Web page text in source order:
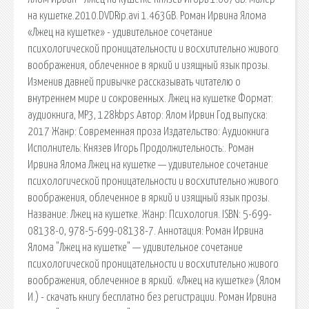
на кушетке.2010.DVDRip.avi 1.463GB. Роман Ирвина Ялома
«Лжец на кушетке» - удивительное сочетание
психологической проницательности и восхитительно живого
воображения, облеченное в яркий и изящный язык прозы.
Изменив давней привычке рассказывать читателю о
внутреннем мире и сокровенных. Лжец на кушетке Формат:
аудиокнига, MP3, 128kbps Автор: Ялом Ирвин Год выпуска:
2017 Жанр: Современная проза Издательство: Aудиокнига
Исполнитель: Князев Игорь Продолжительность:. Роман
Ирвина Ялома Лжец на кушетке — удивительное сочетание
психологической проницательности и восхитительно живого
воображения, облеченное в яркий и изящный язык прозы.
Название: Лжец на кушетке. Жанр: Психология. ISBN: 5-699-
08138-0, 978-5-699-08138-7. Аннотация: Роман Ирвина
Ялома "Лжец на кушетке" — удивительное сочетание
психологической проницательности и восхитительно живого
воображения, облеченное в яркий. «Лжец на кушетке» (Ялом
И.) - скачать книгу бесплатно без регистрации. Роман Ирвина